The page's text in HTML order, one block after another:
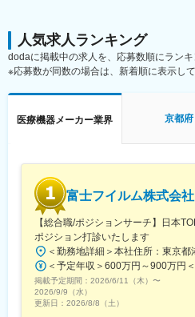
変更の範囲：会社の定める業務
3．品質・規制対応を見据えた開
・試薬の精度・再現性・信頼性
・QMS／GMPに準拠した開発プ
・国内外規制を見据えた設計変
め、自身の仕事が世界中の医療
■キャリアパス：
専門性を追求するスペシャリス
ジメントとして組織やプロジェ
様なキャリアパスを用意してい
しながら、柔軟にキャリアステ
り、長期的な視点で成長・活躍
■ポジションの魅力：
◎大学との共同研究が多く、最
専門性をさらに高めることができ
◎海外拠点との連携機会も豊富
人気求人ランキング
dodaに掲載中の求人を、応募数順にランキ
※応募数が同数の場合は、新着順に表示して
医療機器メーカー業界 京都府
富士フイルム株式会社
【総合職/ポジションサーチ】日本
ポジション打診いたします
掲載予定期間： 2026/6/11（木） 〜
2026/9/9（水）
更新日： 2026/8/8（土）